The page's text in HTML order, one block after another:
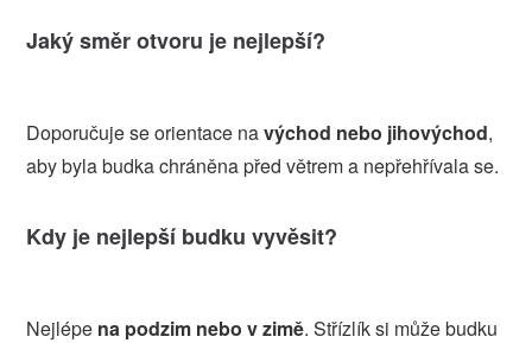
Jaký směr otvoru je nejlepší?
Doporučuje se orientace navýchod nebo jihovýchod,
aby byla budka chráněna před větrem a nepřehřívala se.
Kdy je nejlepší budku vyvěsit?
Nejlépe na podzim nebo v zimě. Střízlík si může budku